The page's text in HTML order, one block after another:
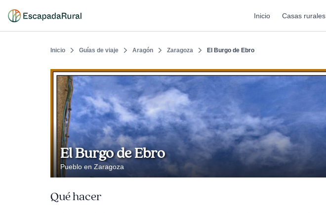
Inicio Casas rurales
Inicio Guías de viaje Aragón Zaragoza El Burgo de Ebro
El Burgo de Ebro
Pueblo en Zaragoza
Qué hacer